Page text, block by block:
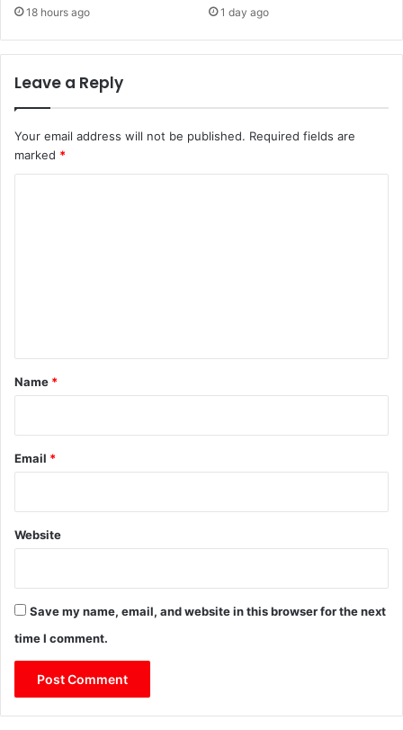
18 hours ago 1 day ago
Leave a Reply
Your email address will not be published. Required fields are
marked *
*
Name *
Email *
Website
Save my name, email, and website in this browser for the next
time I comment.